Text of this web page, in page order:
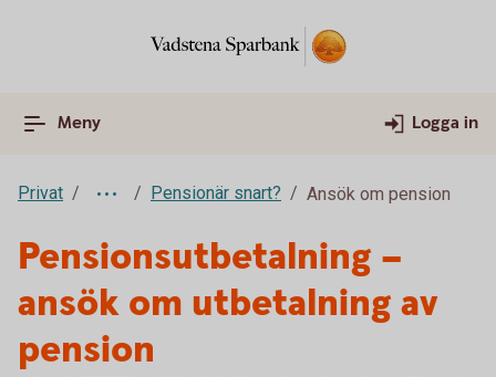
Meny Logga in
Privat Pensionär snart? Ansök om pension
Pensionsutbetalning –
ansök om utbetalning av
pension